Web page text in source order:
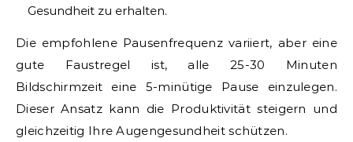
Gesundheit zu erhalten.
Die empfohlene Pausenfrequenz variiert, aber eine
gute Faustregel ist, alle 25-30 Minuten
Bildschirmzeit eine 5-minütige Pause einzulegen.
Dieser Ansatz kann die Produktivität steigern und
gleichzeitig Ihre Augengesundheit schützen.